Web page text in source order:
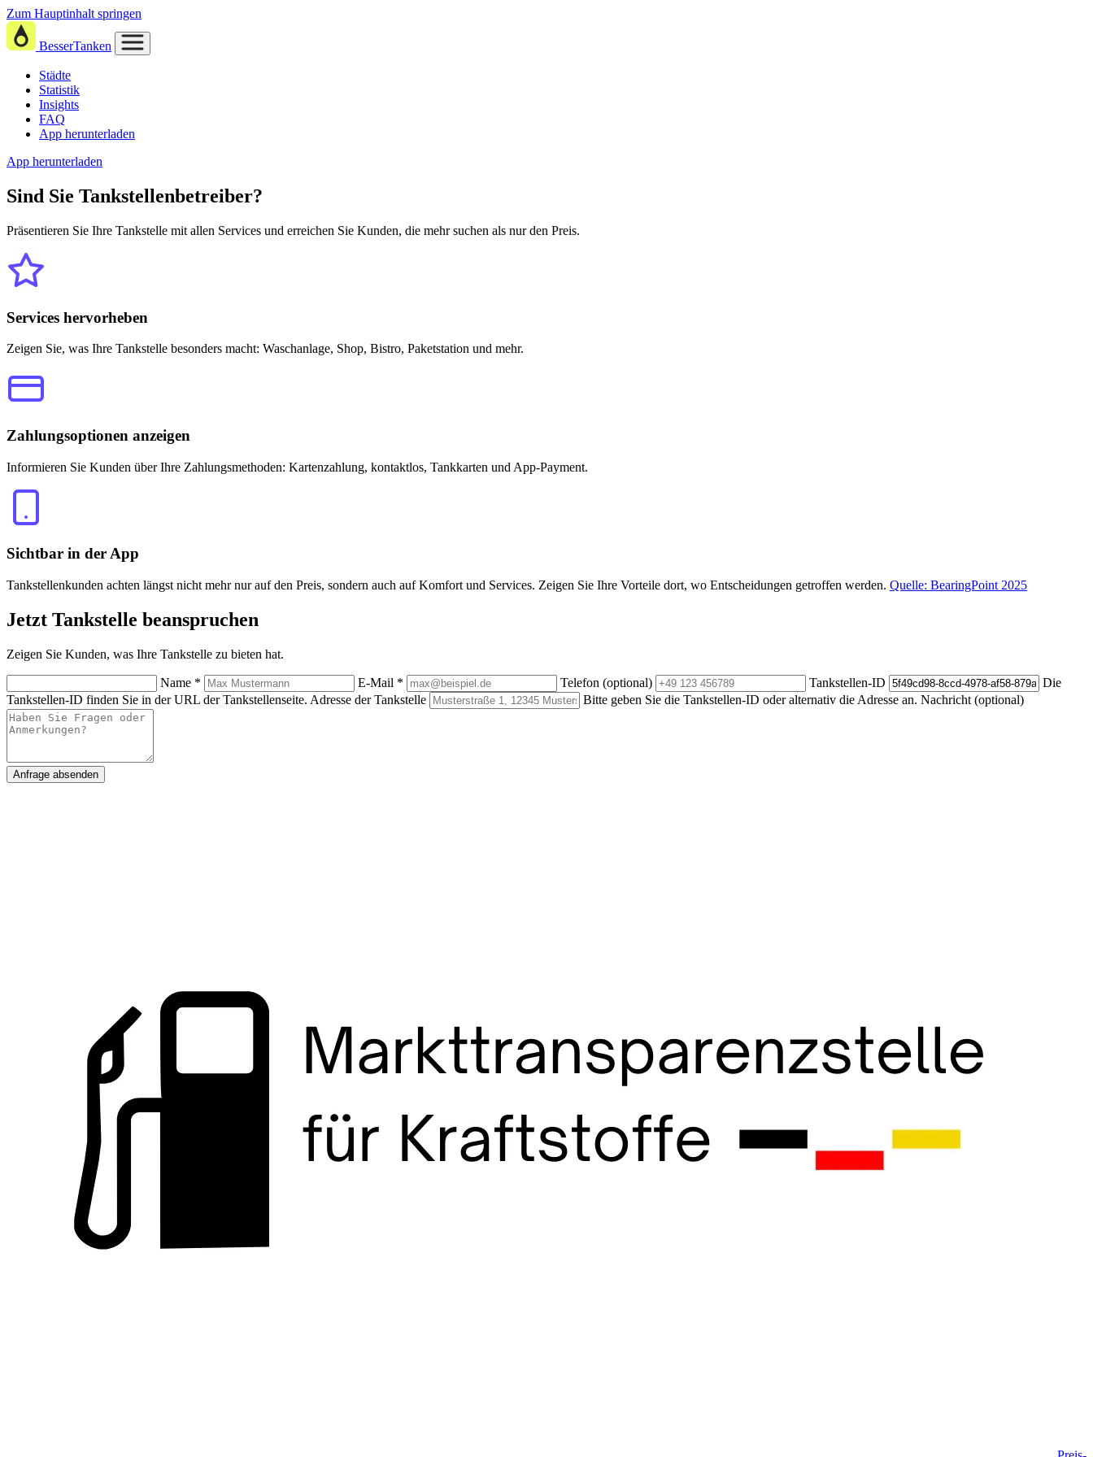
Zum Hauptinhalt springen
BesserTanken
Städte
Statistik
Insights
FAQ
App herunterladen
App herunterladen
Sind Sie Tankstellenbetreiber?
Präsentieren Sie Ihre Tankstelle mit allen Services und erreichen Sie Kunden, die mehr suchen als nur den Preis.
Services hervorheben
Zeigen Sie, was Ihre Tankstelle besonders macht: Waschanlage, Shop, Bistro, Paketstation und mehr.
Zahlungsoptionen anzeigen
Informieren Sie Kunden über Ihre Zahlungsmethoden: Kartenzahlung, kontaktlos, Tankkarten und App-Payment.
Sichtbar in der App
Tankstellenkunden achten längst nicht mehr nur auf den Preis, sondern auch auf Komfort und Services. Zeigen Sie Ihre Vorteile dort, wo Entscheidungen getroffen werden. Quelle: BearingPoint 2025
Jetzt Tankstelle beanspruchen
Zeigen Sie Kunden, was Ihre Tankstelle zu bieten hat.
Name * E-Mail * Telefon (optional) Tankstellen-ID
Die
Tankstellen-ID finden Sie in der URL der Tankstellenseite. Adresse der Tankstelle Bitte geben Sie die Tankstellen-ID oder alternativ die Adresse an. Nachricht (optional)
Anfrage absenden